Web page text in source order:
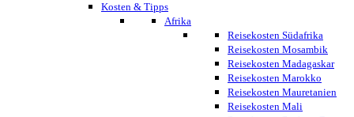
Kosten & Tipps
Afrika
Reisekosten Südafrika
Reisekosten Mosambik
Reisekosten Madagaskar
Reisekosten Marokko
Reisekosten Mauretanien
Reisekosten Mali